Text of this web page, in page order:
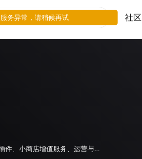
社区
小程序代开发、接口能力、小程序插件、小商店增值服务、运营与管理
服务异常，请稍候再试